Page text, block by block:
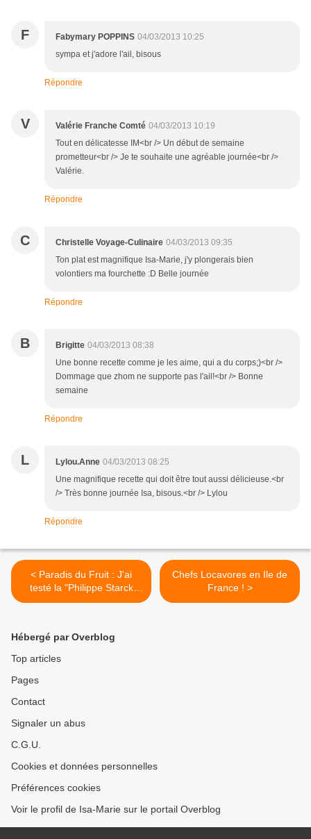
F Fabymary POPPINS 04/03/2013 10:25
sympa et j'adore l'ail, bisous
Répondre
V Valérie Franche Comté 04/03/2013 10:19
Tout en délicatesse IM<br /> Un début de semaine
prometteur<br /> Je te souhaite une agréable journée<br />
Valérie.
Répondre
C Christelle Voyage-Culinaire 04/03/2013 09:35
Ton plat est magnifique Isa-Marie, j'y plongerais bien
volontiers ma fourchette :D Belle journée
Répondre
B Brigitte 04/03/2013 08:38
Une bonne recette comme je les aime, qui a du corps;)<br />
Dommage que zhom ne supporte pas l'ail!<br /> Bonne
semaine
Répondre
L Lylou.Anne 04/03/2013 08:25
Une magnifique recette qui doit être tout aussi délicieuse.<br
/> Très bonne journée Isa, bisous.<br /> Lylou
Répondre
< Paradis du Fruit : J'ai
testé la "Philippe Starck
Touch"...
Chefs Locavores en Ile de
France ! >
Hébergé par Overblog
Top articles
Pages
Contact
Signaler un abus
C.G.U.
Cookies et données personnelles
Préférences cookies
Voir le profil de Isa-Marie sur le portail Overblog